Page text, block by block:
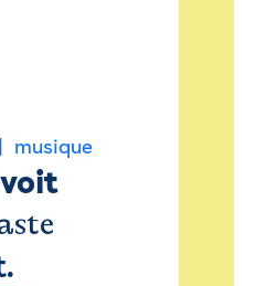
musique